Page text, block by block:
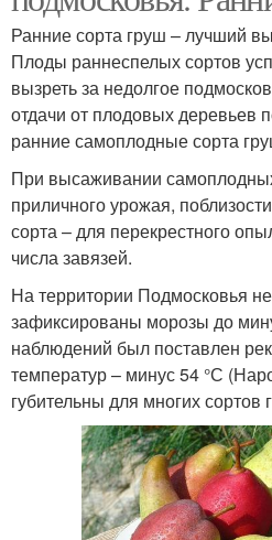
Ранние сорта груш – лучший
Плоды раннеспелых сортов
вызреть за недолгое
отдачи от плодовых деревьев
ранние самоплодные сорта
При высаживании
приличного урожая,
сорта – для перекрестного
числа завязей.
На территории Подмосковья
зафиксированы морозы до
наблюдений был поставлен
температур – минус 54 °С
губительны для многих сортов